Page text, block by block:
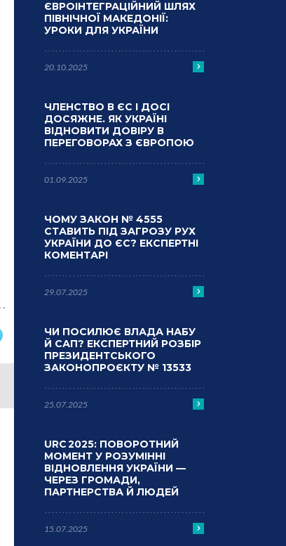
ЄВРОІНТЕГРАЦІЙНИЙ ШЛЯХ
ПІВНІЧНОЇ МАКЕДОНІЇ:
УРОКИ ДЛЯ УКРАЇНИ
20.10.2025
ЧЛЕНСТВО В ЄС І ДОСІ
ДОСЯЖНЕ. ЯК УКРАЇНІ
ВІДНОВИТИ ДОВІРУ В
ПЕРЕГОВОРАХ З ЄВРОПОЮ
01.09.2025
ЧОМУ ЗАКОН № 4555
СТАВИТЬ ПІД ЗАГРОЗУ РУХ
УКРАЇНИ ДО ЄС? ЕКСПЕРТНІ
КОМЕНТАРІ
29.07.2025
ЧИ ПОСИЛЮЄ ВЛАДА НАБУ
Й САП? ЕКСПЕРТНИЙ РОЗБІР
ПРЕЗИДЕНТСЬКОГО
ЗАКОНОПРОЄКТУ № 13533
25.07.2025
URC 2025: ПОВОРОТНИЙ
МОМЕНТ У РОЗУМІННІ
ВІДНОВЛЕННЯ УКРАЇНИ —
ЧЕРЕЗ ГРОМАДИ,
ПАРТНЕРСТВА Й ЛЮДЕЙ
15.07.2025